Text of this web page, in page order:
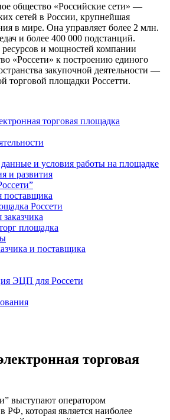
общество «Российские сети» —
сетей в России, крупнейшая
в мире. Она управляет более 2 млн.
и более 400 000 подстанций.
и мощностей компании
«Россети» к построению единого
закупочной деятельности —
торговой площадки Россетти.
торговая площадка
данные и условия работы на площадке
и развития
поставщика
Россети
площадка
и поставщика
ЭЦП для Россети
торговая
выступают оператором
РФ, которая является наиболее